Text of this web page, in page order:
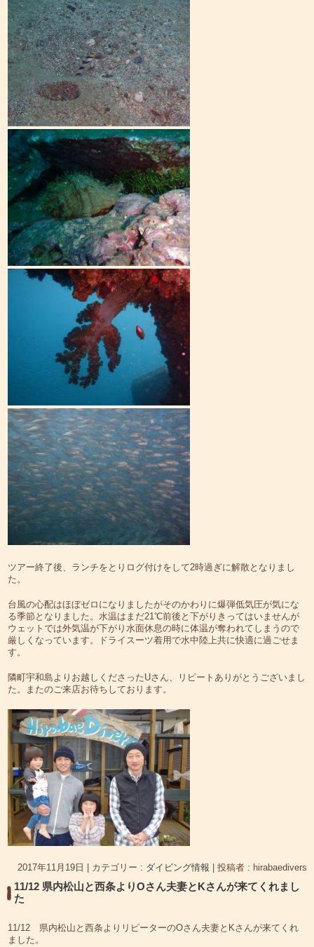
ツアー終了後、ランチをとりログ付けをして2時過ぎに解散となりまし
た。
台風の心配はほぼゼロになりましたがそのかわりに爆弾低気圧が気にな
る季節となりました。水温はまだ21℃前後と下がりきってはいませんが
ウェットでは外気温が下がり水面休息の時に体温が奪われてしまうので
厳しくなっています。ドライスーツ着用で水中陸上共に快適に過ごせま
す。
隣町宇和島よりお越しくださったUさん、リピートありがとうございまし
た。またのご来店お待ちしております。
2017年11月19日 | カテゴリー : ダイビング情報 | 投稿者 : hirabaedivers
11/12 県内松山と西条よりOさん夫妻とKさんが来てくれまし
た
11/12 県内松山と西条よりリピーターのOさん夫妻とKさんが来てくれ
ました。